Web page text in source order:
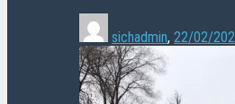
sichadmin, 22/02/